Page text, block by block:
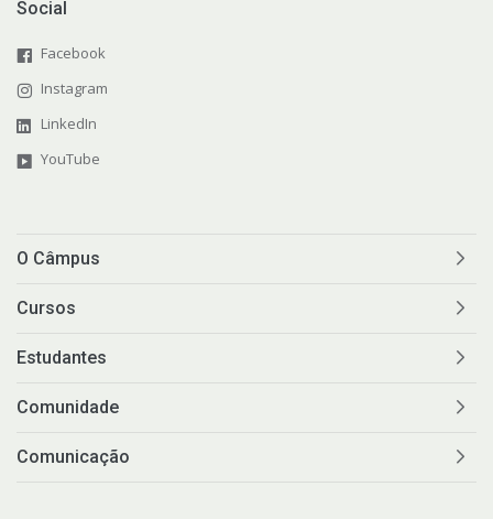
Social
Facebook
Instagram
LinkedIn
YouTube
O Câmpus
Cursos
Estudantes
Comunidade
Comunicação